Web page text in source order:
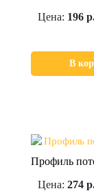
Цена: 196
В
Профиль
Цена: 274